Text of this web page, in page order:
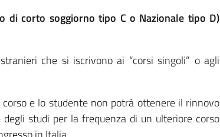
di corto soggiorno tipo C o Nazionale tipo D)
che si iscrivono ai “corsi singoli” o agli
e lo studente non potrà ottenere il rinnovo
studi per la frequenza di un ulteriore corso